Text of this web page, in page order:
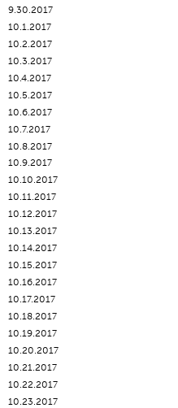
9.30.2017
10.1.2017
10.2.2017
10.3.2017
10.4.2017
10.5.2017
10.6.2017
10.7.2017
10.8.2017
10.9.2017
10.10.2017
10.11.2017
10.12.2017
10.13.2017
10.14.2017
10.15.2017
10.16.2017
10.17.2017
10.18.2017
10.19.2017
10.20.2017
10.21.2017
10.22.2017
10.23.2017